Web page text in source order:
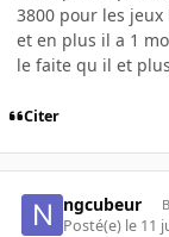
3800 pour les jeux
et en plus il a 1
le faite qu il et
Citer
ngcubeur
Posté(e) le 11